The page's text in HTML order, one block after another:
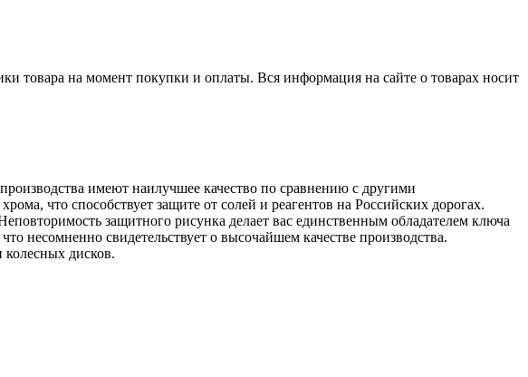
товара на момент покупки и оплаты. Вся информация на сайте о товарах носит
имеют наилучшее качество по сравнению с другими
что способствует защите от солей и реагентов на Российских дорогах.
защитного рисунка делает вас единственным обладателем ключа
несомненно свидетельствует о высочайшем качестве производства.
колесных дисков.